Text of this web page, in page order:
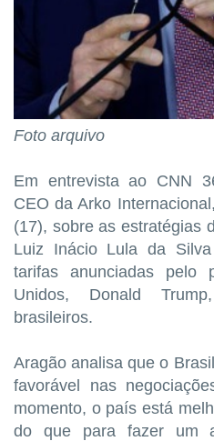
Foto arquivo
Em entrevista ao CNN
CEO da Arko
(17), sobre as estratégias
Luiz Inácio Lula da
tarifas anunciadas pelo
Unidos, Donald
brasileiros.
Aragão analisa que o
favorável nas
momento, o país está
do que para fazer um